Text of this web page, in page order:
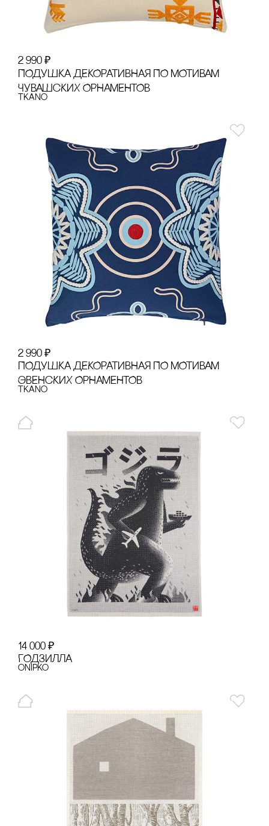
2 990 ₽
ПОДУШКА ДЕКОРАТИВНАЯ ПО МОТИВАМ
ЧУВАШсКИХ ОРНАМЕНТОВ
Tkano
2 990 ₽
ПОДУШКА ДЕКОРАТИВНАЯ ПО МОТИВАМ
ЭВЕНсКИХ ОРНАМЕНТОВ
Tkano
14 000 ₽
ГОДЗИЛЛА
onipko